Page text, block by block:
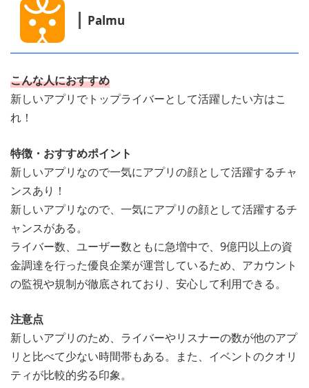
Palmu
こんな人におすすめ
新しいアプリでトップライバーとして活躍したい方はこ
れ！
特徴・おすすめポイント
新しいアプリなので一気にアプリの顔として活躍するチャ
ンスあり！
新しいアプリなので、一気にアプリの顔として活躍するチ
ャンスがある。
ライバー数、ユーザー数ともに急増中で、9億円以上の資
金調達を行った優良企業が運営しているため、アカウント
の監視や規制が徹底されており、安心して利用できる。
注意点
新しいアプリのため、ライバーやリスナーの数が他のアプ
リと比べて少ない時間帯もある。また、イベントのクオリ
ティが比較的劣る印象。